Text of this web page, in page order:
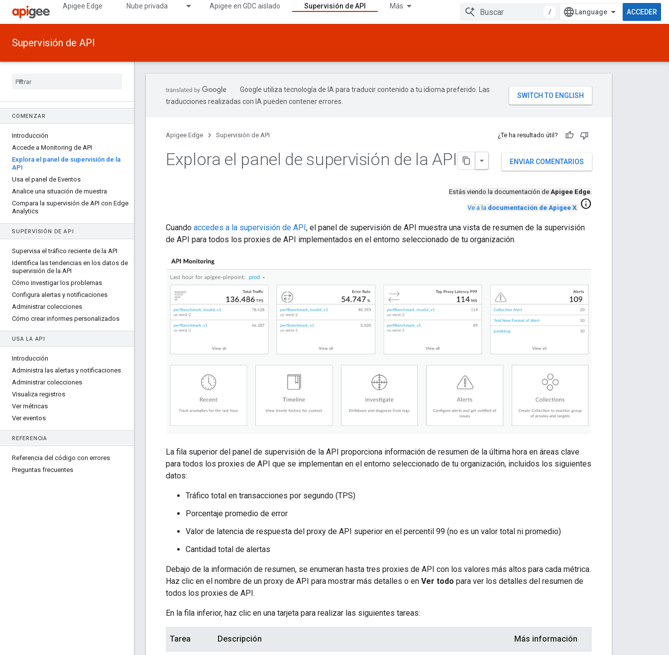
Apigee Edge Nube privada Apigee en GDC aislado Supervisión de API Más
/ ACCEDER
Supervisión de API
COMENZAR
Introducción
Accede a Monitoring de API
Explora el panel de supervisión de la
API
Usa el panel de Eventos
Analice una situación de muestra
Compara la supervisión de API con Edge
Analytics
SUPERVISIÓN DE API
Supervisa el tráfico reciente de la API
Identifica las tendencias en los datos de
supervisión de la API
Cómo investigar los problemas
Configura alertas y notificaciones
Administrar colecciones
Cómo crear informes personalizados
USA LA API
Introducción
Administra las alertas y notificaciones
Administrar colecciones
Visualiza registros
Ver métricas
Ver eventos
REFERENCIA
Referencia del código con errores
Preguntas frecuentes
Google utiliza tecnología de IA para traducir contenido a tu idioma preferido. Las
traducciones realizadas con IA pueden contener errores.
Apigee Edge Supervisión de API ¿Te ha resultado útil?
ENVIAR COMENTARIOS
Explora el panel de supervisión de la API
Estás viendo la documentación de Apigee Edge.
Ve a la documentación de Apigee X. info
Cuando accedes a la supervisión de API, el panel de supervisión de API muestra una vista de resumen de la supervisión
de API para todos los proxies de API implementados en el entorno seleccionado de tu organización.
La fila superior del panel de supervisión de la API proporciona información de resumen de la última hora en áreas clave
para todos los proxies de API que se implementan en el entorno seleccionado de tu organización, incluidos los siguientes
datos:
Tráfico total en transacciones por segundo (TPS)
Porcentaje promedio de error
Valor de latencia de respuesta del proxy de API superior en el percentil 99 (no es un valor total ni promedio)
Cantidad total de alertas
Debajo de la información de resumen, se enumeran hasta tres proxies de API con los valores más altos para cada métrica.
Haz clic en el nombre de un proxy de API para mostrar más detalles o en Ver todo para ver los detalles del resumen de
todos los proxies de API.
En la fila inferior, haz clic en una tarjeta para realizar las siguientes tareas:
Tarea Descripción Más información